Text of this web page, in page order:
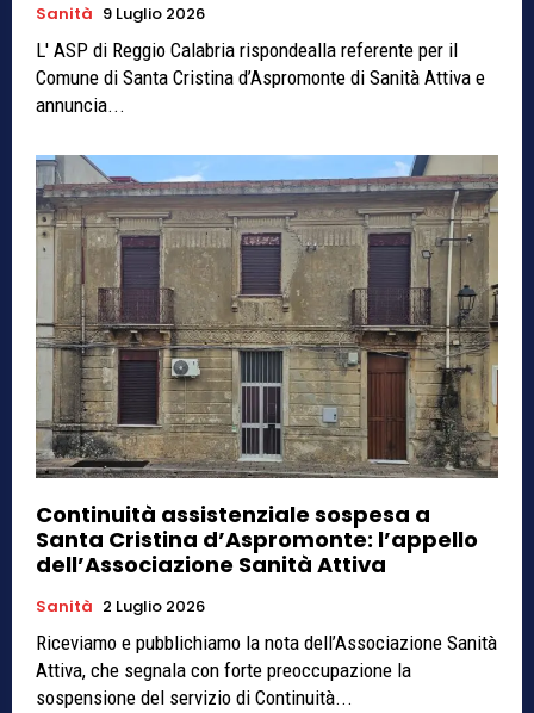
Sanità 9 Luglio 2026
L' ASP di Reggio Calabria rispondealla referente per il
Comune di Santa Cristina d’Aspromonte di Sanità Attiva e
annuncia...
Continuità assistenziale sospesa a
Santa Cristina d’Aspromonte: l’appello
dell’Associazione Sanità Attiva
Sanità 2 Luglio 2026
Riceviamo e pubblichiamo la nota dell’Associazione Sanità
Attiva, che segnala con forte preoccupazione la
sospensione del servizio di Continuità...